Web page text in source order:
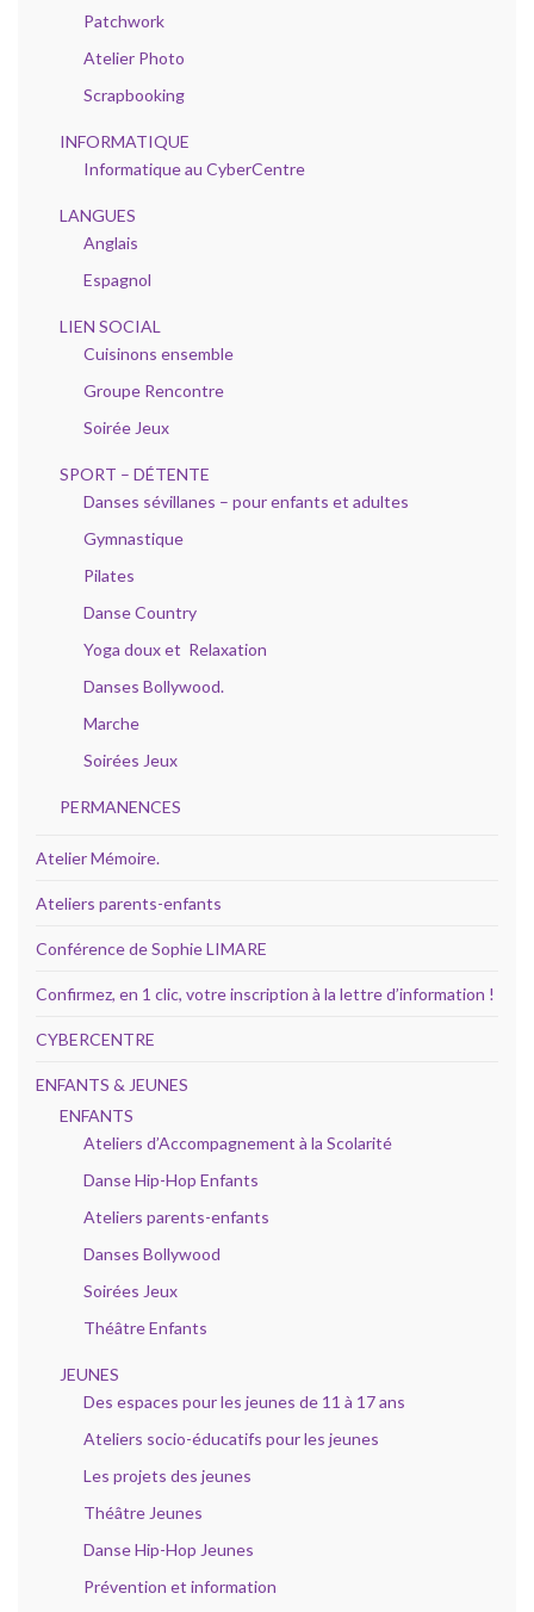
Patchwork
Atelier Photo
Scrapbooking
INFORMATIQUE
Informatique au CyberCentre
LANGUES
Anglais
Espagnol
LIEN SOCIAL
Cuisinons ensemble
Groupe Rencontre
Soirée Jeux
SPORT – DÉTENTE
Danses sévillanes – pour enfants et adultes
Gymnastique
Pilates
Danse Country
Yoga doux et Relaxation
Danses Bollywood.
Marche
Soirées Jeux
PERMANENCES
Atelier Mémoire.
Ateliers parents-enfants
Conférence de Sophie LIMARE
Confirmez, en 1 clic, votre inscription à la lettre d’information !
CYBERCENTRE
ENFANTS & JEUNES
ENFANTS
Ateliers d’Accompagnement à la Scolarité
Danse Hip-Hop Enfants
Ateliers parents-enfants
Danses Bollywood
Soirées Jeux
Théâtre Enfants
JEUNES
Des espaces pour les jeunes de 11 à 17 ans
Ateliers socio-éducatifs pour les jeunes
Les projets des jeunes
Théâtre Jeunes
Danse Hip-Hop Jeunes
Prévention et information